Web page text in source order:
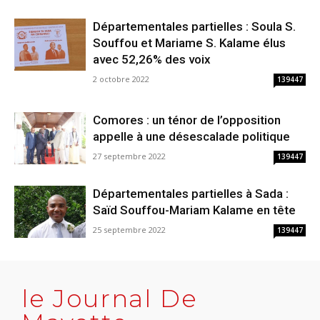
Départementales partielles : Soula S.
Souffou et Mariame S. Kalame élus
avec 52,26% des voix
2 octobre 2022 139447
Comores : un ténor de l’opposition
appelle à une désescalade politique
27 septembre 2022 139447
Départementales partielles à Sada :
Saïd Souffou-Mariam Kalame en tête
25 septembre 2022 139447
le Journal De